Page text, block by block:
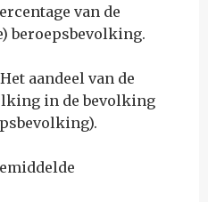
van de
beroepsbevolking.
Het aandeel van de
in de bevolking